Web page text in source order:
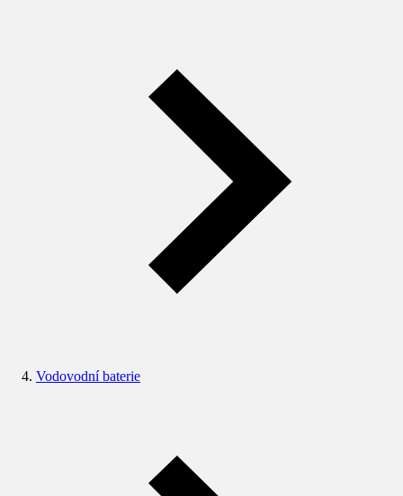
Vodovodní baterie